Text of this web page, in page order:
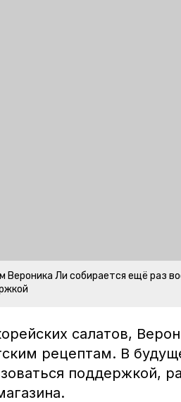
Вероника Ли собирается ещё раз
салатов,
рецептам. В
поддержкой,